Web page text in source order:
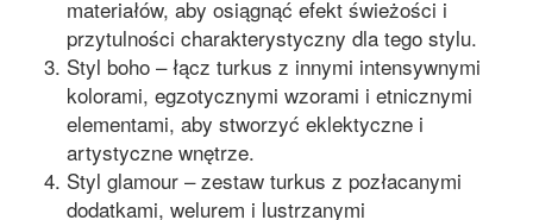
materiałów, aby osiągnąć efekt świeżości i
przytulności charakterystyczny dla tego stylu.
Styl boho – łącz turkus z innymi intensywnymi
kolorami, egzotycznymi wzorami i etnicznymi
elementami, aby stworzyć eklektyczne i
artystyczne wnętrze.
Styl glamour – zestaw turkus z pozłacanymi
dodatkami, welurem i lustrzanymi